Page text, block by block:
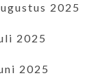
2025
2025
2025